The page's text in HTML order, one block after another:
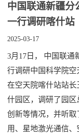
中国联通新疆分
一行调研喀什站
2025-03-17
3月17日， 中国联通
行调研中国科学院空
在空天院喀什站站
什园区，调研了园
创新等情况，并听
用、星地激光通信